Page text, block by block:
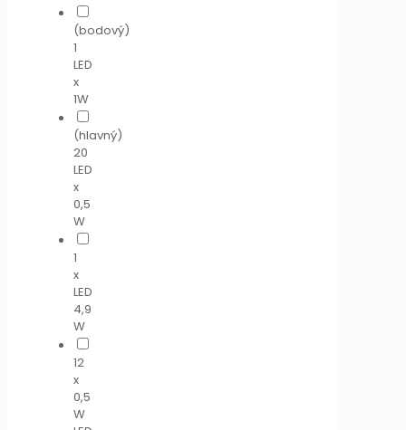
(bodový)
1
LED
x
1W
(hlavný)
20
LED
x
0,5
W
1
x
LED
4,9
W
12
x
0,5
W